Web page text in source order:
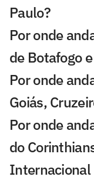
Paulo?
Por onde
de Botafogo
Por onde
Goiás,
Por onde
do
Internacional